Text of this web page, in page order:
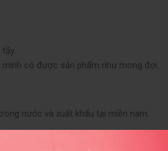
có được sản phẩm như mong đợi.
nước và xuất khẩu tại miền nam.
phục nhãn hàng,… với số lượng lớn và